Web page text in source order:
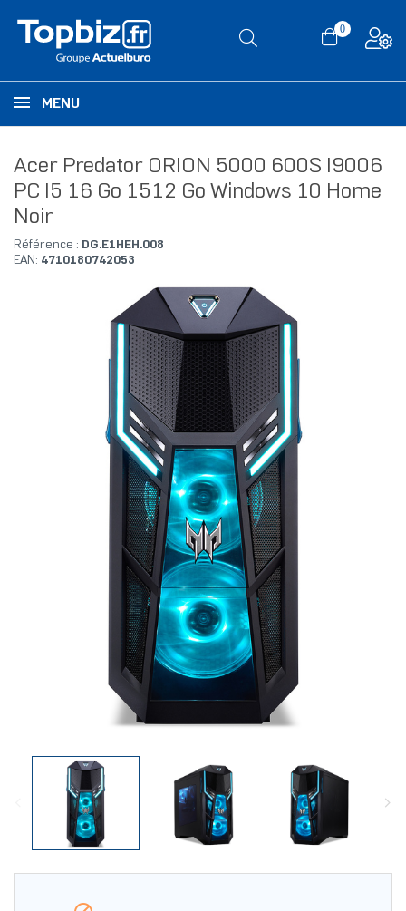
0
MENU
Acer Predator ORION 5000 600S I9006
PC I5 16 Go 1512 Go Windows 10 Home
Noir
Référence : DG.E1HEH.008
EAN: 4710180742053